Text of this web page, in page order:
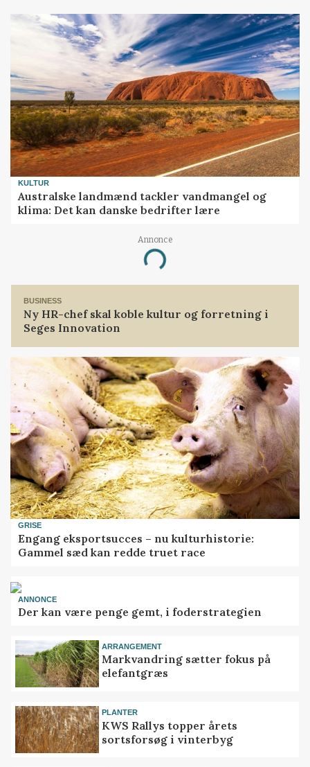
KULTUR
Australske landmænd tackler vandmangel og
klima: Det kan danske bedrifter lære
Annonce
Loading...
BUSINESS
Ny HR-chef skal koble kultur og forretning i
Seges Innovation
GRISE
Engang eksportsucces – nu kulturhistorie:
Gammel sæd kan redde truet race
ANNONCE
Der kan være penge gemt, i foderstrategien
ARRANGEMENT
Markvandring sætter fokus på
elefantgræs
PLANTER
KWS Rallys topper årets
sortsforsøg i vinterbyg